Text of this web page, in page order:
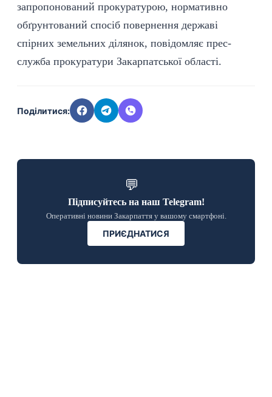
запропонований прокуратурою, нормативно
обґрунтований спосіб повернення державі
спірних земельних ділянок, повідомляє прес-
служба прокуратури Закарпатської області.
Поділитися:
💬
Підписуйтесь на наш Telegram!
Оперативні новини Закарпаття у вашому смартфоні.
ПРИЄДНАТИСЯ